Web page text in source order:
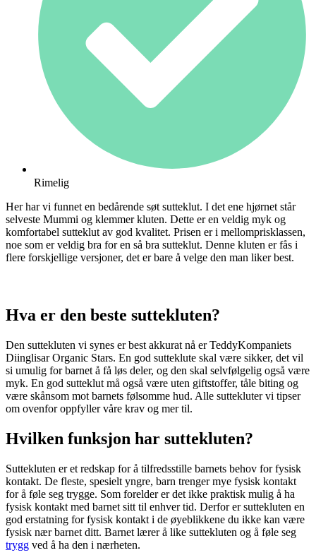
Rimelig
Her har vi funnet en bedårende søt sutteklut. I det ene hjørnet står
selveste Mummi og klemmer kluten. Dette er en veldig myk og
komfortabel sutteklut av god kvalitet. Prisen er i mellomprisklassen,
noe som er veldig bra for en så bra sutteklut. Denne kluten er fås i
flere forskjellige versjoner, det er bare å velge den man liker best.
Hva er den beste suttekluten?
Den suttekluten vi synes er best akkurat nå er TeddyKompaniets
Diinglisar Organic Stars. En god sutteklute skal være sikker, det vil
si umulig for barnet å få løs deler, og den skal selvfølgelig også være
myk. En god sutteklut må også være uten giftstoffer, tåle biting og
være skånsom mot barnets følsomme hud. Alle suttekluter vi tipser
om ovenfor oppfyller våre krav og mer til.
Hvilken funksjon har suttekluten?
Suttekluten er et redskap for å tilfredsstille barnets behov for fysisk
kontakt. De fleste, spesielt yngre, barn trenger mye fysisk kontakt
for å føle seg trygge. Som forelder er det ikke praktisk mulig å ha
fysisk kontakt med barnet sitt til enhver tid. Derfor er suttekluten en
god erstatning for fysisk kontakt i de øyeblikkene du ikke kan være
fysisk nær barnet ditt. Barnet lærer å like suttekluten og å føle seg
trygg ved å ha den i nærheten.